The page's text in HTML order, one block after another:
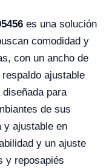
es una solución
comodidad y
con un ancho de
ajustable
para
de sus
y ajustable en
y un ajuste
y reposapiés